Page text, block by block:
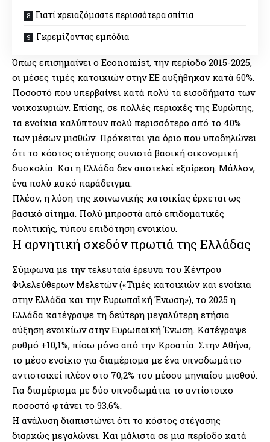
Γιατί χρειαζόμαστε περισσότερα σπίτια
Γκρεμίζοντας εμπόδια
Όπως επισημαίνει ο Economist, την περίοδο 2015-2025,
οι μέσες τιμές κατοικιών στην ΕΕ αυξήθηκαν κατά 60%.
Ποσοστό που υπερβαίνει κατά πολύ τα εισοδήματα των
νοικοκυριών. Επίσης, σε πολλές περιοχές της Ευρώπης,
τα ενοίκια καλύπτουν πολύ περισσότερο από το 40%
των μέσων μισθών. Πρόκειται για όριο που υποδηλώνει
ότι το κόστος στέγασης συνιστά βασική οικονομική
δυσκολία. Και η Ελλάδα δεν αποτελεί εξαίρεση. Μάλλον,
ένα πολύ κακό παράδειγμα.
Πλέον, η λύση της κοινωνικής κατοικίας έρχεται ως
βασικό αίτημα. Πολύ μπροστά από επιδοματικές
πολιτικής, τύπου επιδότηση ενοικίου.
Η αρνητική σχεδόν πρωτιά της Ελλάδας
Σύμφωνα με την τελευταία έρευνα του Κέντρου
Φιλελεύθερων Μελετών («Τιμές κατοικιών και ενοίκια
στην Ελλάδα και την Ευρωπαϊκή Ένωση»), το 2025 η
Ελλάδα κατέγραψε τη δεύτερη μεγαλύτερη ετήσια
αύξηση ενοικίων στην Ευρωπαϊκή Ένωση. Κατέγραψε
ρυθμό +10,1%, πίσω μόνο από την Κροατία. Στην Αθήνα,
το μέσο ενοίκιο για διαμέρισμα με ένα υπνοδωμάτιο
αντιστοιχεί πλέον στο 70,2% του μέσου μηνιαίου μισθού.
Για διαμέρισμα με δύο υπνοδωμάτια το αντίστοιχο
ποσοστό φτάνει το 93,6%.
Η ανάλυση διαπιστώνει ότι το κόστος στέγασης
διαρκώς μεγαλώνει. Και μάλιστα σε μια περίοδο κατά